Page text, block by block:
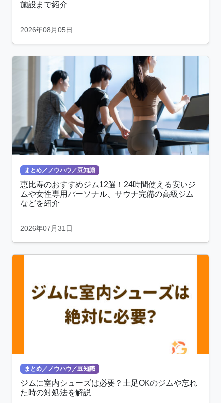
施設まで紹介
2026年08月05日
まとめ／ノウハウ／豆知識
恵比寿のおすすめジム12選！24時間使える安いジ
ムや女性専用パーソナル、サウナ完備の高級ジム
などを紹介
2026年07月31日
まとめ／ノウハウ／豆知識
ジムに室内シューズは必要？土足OKのジムや忘れ
た時の対処法を解説